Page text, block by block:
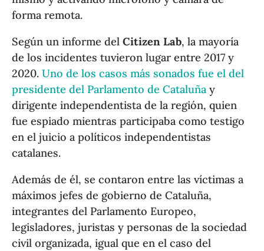
forma remota.
Según un informe delCitizen Lab, la mayoría
de los incidentes tuvieron lugar entre 2017 y
2020.Uno de los casos más sonados fue el del
presidente del Parlamento de Cataluña y
dirigente independentista de la región, quien
fue espiado mientras participaba como testigo
en el juicio a políticos independentistas
catalanes.
Además de él, se contaron entre las víctimas a
máximos jefes de gobierno de Cataluña,
integrantes del Parlamento Europeo,
legisladores, juristas y personas de la sociedad
civil organizada, igual que en el caso del